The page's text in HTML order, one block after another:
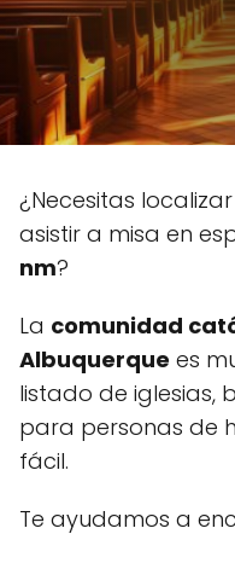
¿Necesitas
asistir a misa en
nm?
La comunidad
Albuquerque es
listado de iglesias,
para personas de
fácil.
Te ayudamos a